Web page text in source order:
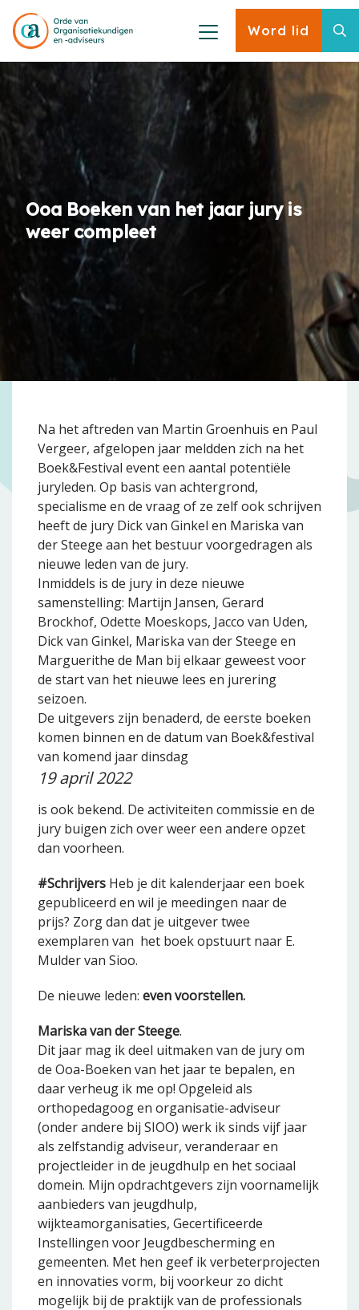
Word lid
Ooa Boeken van het jaar jury is
weer compleet
Na het aftreden van Martin Groenhuis en Paul
Vergeer, afgelopen jaar meldden zich na het
Boek&Festival event een aantal potentiële
juryleden. Op basis van achtergrond,
specialisme en de vraag of ze zelf ook schrijven
heeft de jury Dick van Ginkel en Mariska van
der Steege aan het bestuur voorgedragen als
nieuwe leden van de jury.
Inmiddels is de jury in deze nieuwe
samenstelling: Martijn Jansen, Gerard
Brockhof, Odette Moeskops, Jacco van Uden,
Dick van Ginkel, Mariska van der Steege en
Marguerithe de Man bij elkaar geweest voor
de start van het nieuwe lees en jurering
seizoen.
De uitgevers zijn benaderd, de eerste boeken
komen binnen en de datum van Boek&festival
van komend jaar dinsdag
19 april 2022
is ook bekend. De activiteiten commissie en de
jury buigen zich over weer een andere opzet
dan voorheen.
#Schrijvers Heb je dit kalenderjaar een boek
gepubliceerd en wil je meedingen naar de
prijs? Zorg dan dat je uitgever twee
exemplaren van het boek opstuurt naar E.
Mulder van Sioo.
De nieuwe leden: even voorstellen.
Mariska van der Steege.
Dit jaar mag ik deel uitmaken van de jury om
de Ooa-Boeken van het jaar te bepalen, en
daar verheug ik me op! Opgeleid als
orthopedagoog en organisatie-adviseur
(onder andere bij SIOO) werk ik sinds vijf jaar
als zelfstandig adviseur, veranderaar en
projectleider in de jeugdhulp en het sociaal
domein. Mijn opdrachtgevers zijn voornamelijk
aanbieders van jeugdhulp,
wijkteamorganisaties, Gecertificeerde
Instellingen voor Jeugdbescherming en
gemeenten. Met hen geef ik verbeterprojecten
en innovaties vorm, bij voorkeur zo dicht
mogelijk bij de praktijk van de professionals